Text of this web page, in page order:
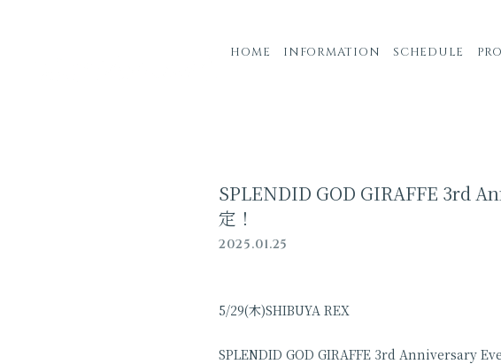
HOME INFORMATION SCHEDULE
SPLENDID GOD GIRAFFE 3rd
定！
2025.01.25
5/29(木)SHIBUYA REX
SPLENDID GOD GIRAFFE 3rd Anniversary